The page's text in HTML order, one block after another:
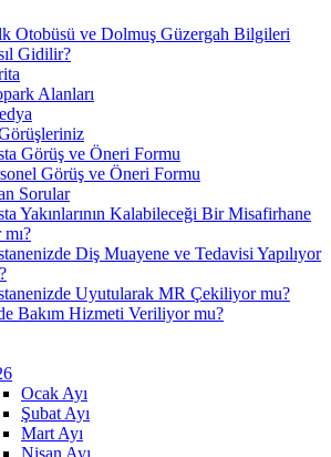
Otobüsü ve Dolmuş Güzergah Bilgileri
Gidilir?
Alanları
Görüş ve Öneri Formu
Görüş ve Öneri Formu
Sorular
Yakınlarının Kalabileceği Bir Misafirhane
Diş Muayene ve Tedavisi Yapılıyor
Uyutularak MR Çekiliyor mu?
Bakım Hizmeti Veriliyor mu?
Ocak Ayı
Şubat Ayı
Mart Ayı
Nisan Ayı